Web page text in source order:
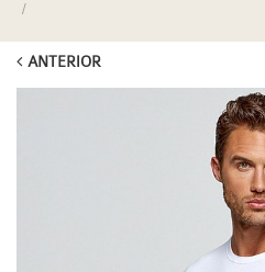
ANTERIOR